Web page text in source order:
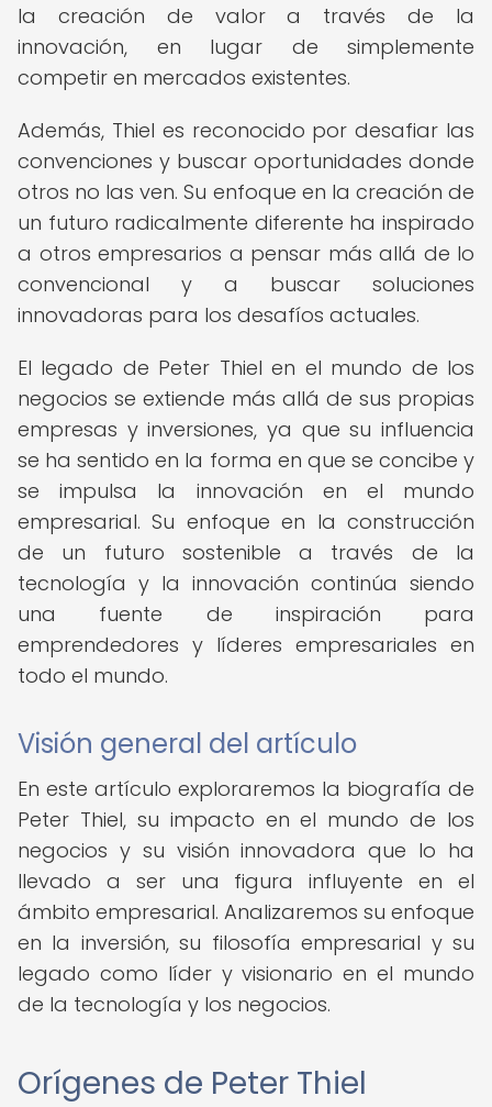
la creación de valor a través de la
innovación, en lugar de simplemente
competir en mercados existentes.
Además, Thiel es reconocido por desafiar las
convenciones y buscar oportunidades donde
otros no las ven. Su enfoque en la creación de
un futuro radicalmente diferente ha inspirado
a otros empresarios a pensar más allá de lo
convencional y a buscar soluciones
innovadoras para los desafíos actuales.
El legado de Peter Thiel en el mundo de los
negocios se extiende más allá de sus propias
empresas y inversiones, ya que su influencia
se ha sentido en la forma en que se concibe y
se impulsa la innovación en el mundo
empresarial. Su enfoque en la construcción
de un futuro sostenible a través de la
tecnología y la innovación continúa siendo
una fuente de inspiración para
emprendedores y líderes empresariales en
todo el mundo.
Visión general del artículo
En este artículo exploraremos la biografía de
Peter Thiel, su impacto en el mundo de los
negocios y su visión innovadora que lo ha
llevado a ser una figura influyente en el
ámbito empresarial. Analizaremos su enfoque
en la inversión, su filosofía empresarial y su
legado como líder y visionario en el mundo
de la tecnología y los negocios.
Orígenes de Peter Thiel